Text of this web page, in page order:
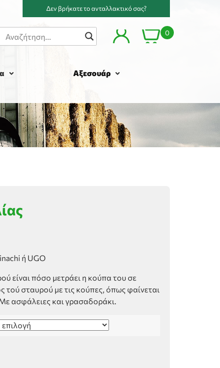
Δεν βρήκατε το ανταλλακτικό σας?
0
Αξεσουάρ
ή UGO
είναι πόσο μετράει η κούπα του σε
τού σταυρού με τις κούπες, όπως φαίνεται
ασφάλειες και γρασαδοράκι.